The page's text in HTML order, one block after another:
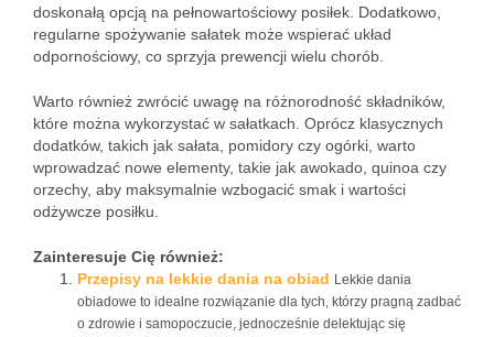
doskonałą opcją na pełnowartościowy posiłek. Dodatkowo,
regularne spożywanie sałatek może wspierać układ
odpornościowy, co sprzyja prewencji wielu chorób.
Warto również zwrócić uwagę na różnorodność składników,
które można wykorzystać w sałatkach. Oprócz klasycznych
dodatków, takich jak sałata, pomidory czy ogórki, warto
wprowadzać nowe elementy, takie jak awokado, quinoa czy
orzechy, aby maksymalnie wzbogacić smak i wartości
odżywcze posiłku.
Zainteresuje Cię również:
Przepisy na lekkie dania na obiad Lekkie dania
obiadowe to idealne rozwiązanie dla tych, którzy pragną zadbać
o zdrowie i samopoczucie, jednocześnie delektując się